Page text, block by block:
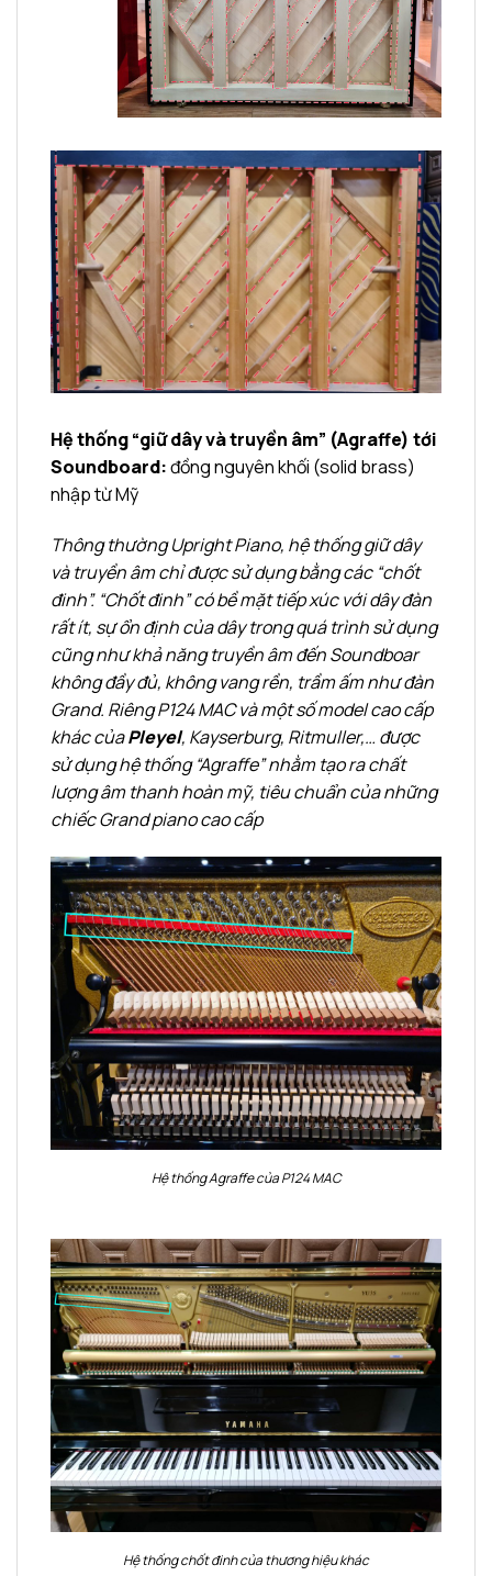
Hệ thống “giữ dây và truyền âm” (Agraffe) tới
Soundboard:đồng nguyên khối (solid brass)
nhập từ Mỹ
Thông thường Upright Piano, hệ thống giữ dây
và truyền âm chỉ được sử dụng bằng các “chốt
đinh”. “Chốt đinh” có bề mặt tiếp xúc với dây đàn
rất ít, sự ổn định của dây trong quá trình sử dụng
cũng như khả năng truyền âm đến Soundboar
không đầy đủ, không vang rền, trầm ấm như đàn
Grand. Riêng P124 MAC và một số model cao cấp
khác củaPleyel, Kayserburg, Ritmuller,… được
sử dụng hệ thống “Agraffe” nhằm tạo ra chất
lượng âm thanh hoàn mỹ, tiêu chuẩn của những
chiếc Grand piano cao cấp
Hệ thống Agraffe của P124 MAC
Hệ thống chốt đinh của thương hiệu khác